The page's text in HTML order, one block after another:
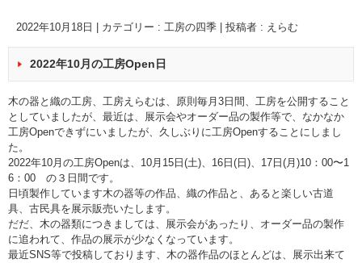
2022年10月18日 カテゴリー : 工房の四季 投稿者 : えらむ
2022年10月の工房Open日
木の器と織の工房、工房えらむは、原則毎月3日間、工房を公開すること
としていましたが、最近は、展示会やオーダー品の製作等で、なかなか
工房Openできずにいましたが、久しぶりに工房Openすることにしまし
た。
2022年10月の工房Openは、10月15日(土)、16日(日)、17日(月)10：00〜1
6：00 の３日間です。
日頃製作しています木の器等の作品、織の作品と、あると楽しい古道
具、古民具を展示販売いたします。
だだ、木の器類につきましては、展示会があったり、オーダー品の製作
に追われて、作品の展示が少なくなっています。
最近SNS等で投稿しております、木の器作品のほとんどは、展示出来て